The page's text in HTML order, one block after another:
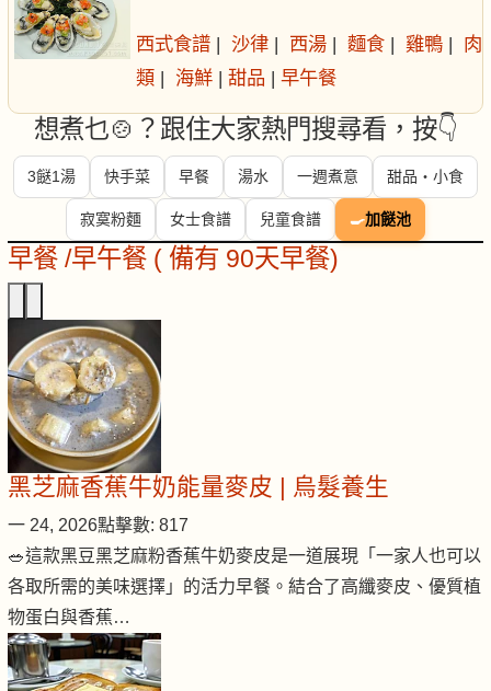
西式食譜 | 沙律 | 西湯 | 麵食 | 雞鴨 | 肉
類 | 海鮮 | 甜品 | 早午餐
想煮乜🍲？跟住大家熱門搜尋看，按👇
3餸1湯 快手菜 早餐 湯水 一週煮意 甜品・小食
寂寞粉麵 女士食譜 兒童食譜 🍳加餸池
早餐 /早午餐 ( 備有 90天早餐)
黑芝麻香蕉牛奶能量麥皮 | 烏髮養生
一 24, 2026點擊數: 817
🥗這款黑豆黑芝麻粉香蕉牛奶麥皮是一道展現「一家人也可以
各取所需的美味選擇」的活力早餐。結合了高纖麥皮、優質植
物蛋白與香蕉…